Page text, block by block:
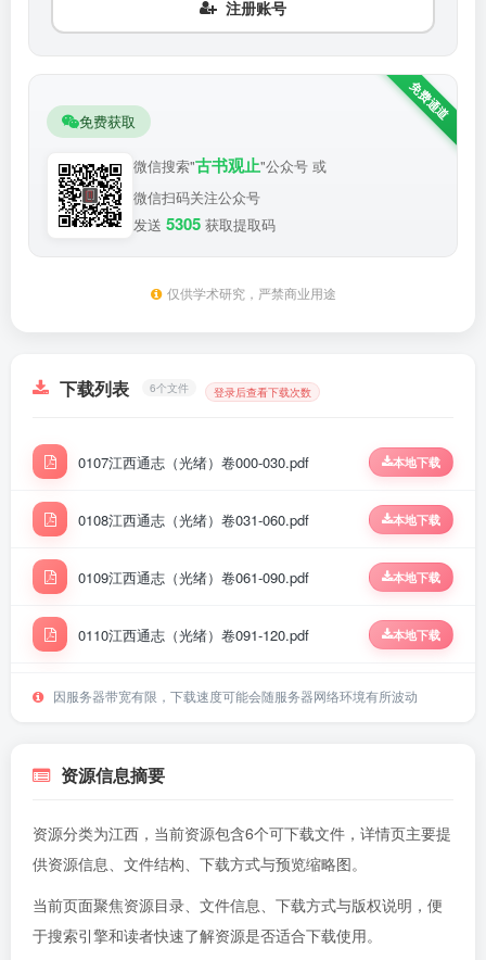
注册账号
免费获取
微信搜索"古书观止"公众号 或
微信扫码关注公众号
发送 5305 获取提取码
仅供学术研究，严禁商业用途
下载列表 6个文件 登录后查看下载次数
0107江西通志（光绪）卷000-030.pdf 本地下载
0108江西通志（光绪）卷031-060.pdf 本地下载
0109江西通志（光绪）卷061-090.pdf 本地下载
0110江西通志（光绪）卷091-120.pdf 本地下载
0111江西通志（光绪）卷121-150.pdf 本地下载
因服务器带宽有限，下载速度可能会随服务器网络环境有所波动
资源信息摘要
资源分类为江西，当前资源包含6个可下载文件，详情页主要提
供资源信息、文件结构、下载方式与预览缩略图。
当前页面聚焦资源目录、文件信息、下载方式与版权说明，便
于搜索引擎和读者快速了解资源是否适合下载使用。